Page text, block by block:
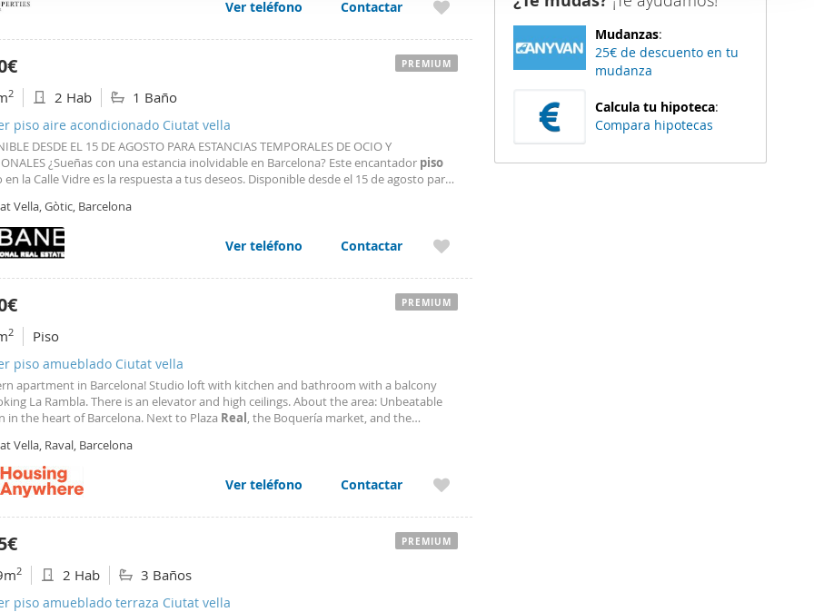
se usan para personalizar el contenido y los anuncios, ofrecer funciones
el tráfico. Además, compartimos información sobre el uso que haga del
de redes sociales, publicidad y análisis web, quienes pueden
que les haya proporcionado o que hayan recopilado a partir del uso
Ver teléfono Contactar
2 2 Hab 1 Baño
piso aire acondicionado Ciutat vella
DESDE EL 15 DE AGOSTO PARA ESTANCIAS TEMPORALES DE OCIO Y
¿Sueñas con una estancia inolvidable en Barcelona? Este encantador piso
la Calle Vidre es la respuesta a tus deseos. Disponible desde el 15 de agosto para
confort y la funcionalidad que buscas. El
Vella, Gòtic, Barcelona
Ver teléfono Contactar
PREMIUM
2 Piso
piso amueblado Ciutat vella
apartment in Barcelona! Studio loft with kitchen and bathroom with a balcony
La Rambla. There is an elevator and high ceilings. About the area: Unbeatable
in the heart of Barcelona. Next to Plaza Real, the Boquería market, and the
Next to Palau Guell, an
Vella, Raval, Barcelona
Ver teléfono Contactar
PREMIUM
2 2 Hab 3 Baños
piso amueblado terraza Ciutat vella
PREMIUM
Mudanzas:
25€ de descuento en tu
mudanza
Calcula tu hipoteca:
Compara hipotecas